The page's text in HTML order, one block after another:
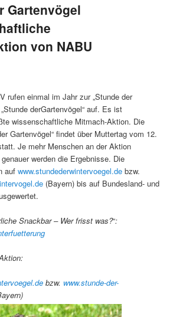
Gartenvögel
von NABU
rufen einmal im Jahr zur „Stunde der
derGartenvögel“ auf. Es ist
wissenschaftliche Mitmach-Aktion. Die
Gartenvögel“ findet über Muttertag vom 12.
Je mehr Menschen an der Aktion
werden die Ergebnisse. Die
aufwww.stundederwintervoegel.de bzw.
(Bayern) bis auf Bundesland- und
Snackbar–Wer frisst was?“:
bzw. www.stunde-der-